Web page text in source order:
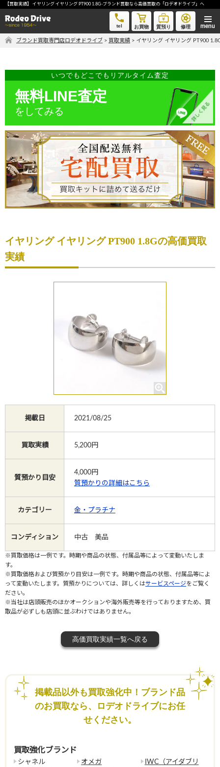
【買取実績】 イヤリング イヤリング PT900 1.8G-ブランド買取なら高価買取の「ロデオドライブ」へ
tel お買物 質預り 修理
イヤリング イヤリング PT900 1.8G-ブランド買取なら高価買取の「ロデオドライブ」へ
無料LINE査定
ご自宅にいながら品物を売りたい方へ
宅配買取申込
手間なく安全に売りたい方へ
出張買取申込
買取サービスのご案内
買取ブランド
お買物
質預かり
Instagram
電話で相談する
ブランド買取専門店ロデオドライブ > 買取実績 > イヤリング イヤリング PT900
いつでもどこでもリアルタイム査定
無料LINE査定
をしてみる
イヤリング イヤリング PT900 1.8Gの高価買取
実績
掲載日 2021/08/25
買取実績 5,200円
質預かり目安
4,000円
質預かりの詳細はこちら
カテゴリー 金・プラチナ
コンディション 中古 美品
※買取価格は一例です。時期や商品の状態、付属品等によって変動いたしま
す。
※買取価格および質預かり目安は一例です。時期や商品の状態、付属品等によ
って変動いたします。質預かりについては、詳しくはサービスページをご覧く
ださい。
※当社は店頭販売のほかオークションや海外販売等を行っておりますため、買
取品が必ずしも店頭に並ぶわけではありません。
高価買取実績一覧へ戻る
掲載品以外も買取強化中！ブランド品
のお買取なら、ロデオドライブにお任
せください。
買取強化ブランド
シャネル
オメガ
IWC（アイダブリ